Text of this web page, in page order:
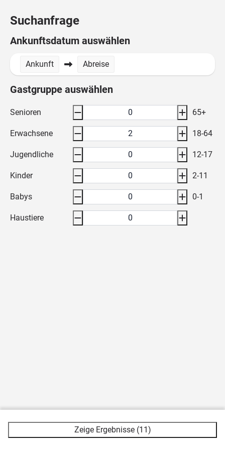
Suchanfrage
Ankunftsdatum auswählen
Ankunft Abreise
Gastgruppe auswählen
Senioren 65+
Erwachsene 18-64
Jugendliche 12-17
Kinder 2-11
Babys 0-1
Haustiere
Zeige Ergebnisse (11)